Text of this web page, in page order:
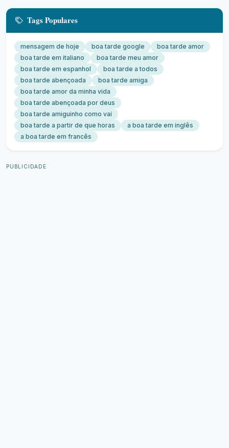
Tags Populares
mensagem de hoje boa tarde google
boa tarde amor
boa tarde em italiano
boa tarde meu amor
boa tarde em espanhol
boa tarde a todos
boa tarde abençoada
boa tarde amiga
boa tarde amor da minha vida
boa tarde abençoada por deus
boa tarde amiguinho como vai
boa tarde a partir de que horas
a boa tarde em inglês
a boa tarde em francês
PUBLICIDADE